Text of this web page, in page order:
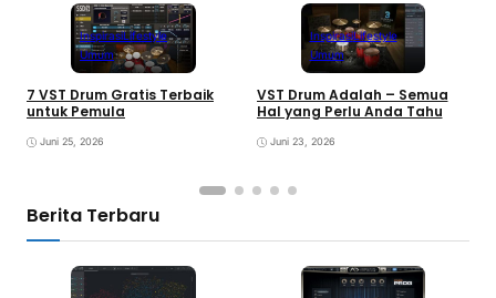
InspirasiLifestyle
Umum
7 VST Drum Gratis Terbaik
untuk Pemula
Juni 25, 2026
InspirasiLifestyle
Umum
VST Drum Adalah – Semua
Hal yang Perlu Anda Tahu
Juni 23, 2026
Berita Terbaru